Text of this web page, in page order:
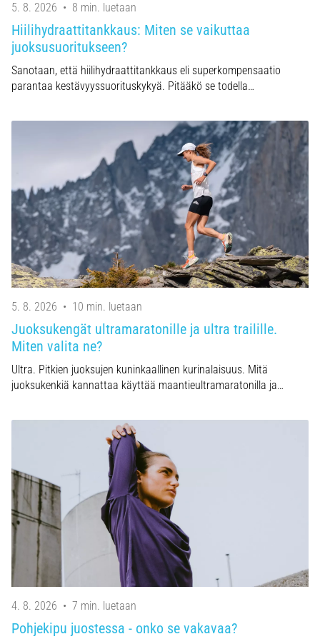
5. 8. 2026 • 8 min. luetaan
Hiilihydraattitankkaus: Miten se vaikuttaa
juoksusuoritukseen?
Sanotaan, että hiilihydraattitankkaus eli superkompensaatio
parantaa kestävyyssuorituskykyä. Pitääkö se todella…
5. 8. 2026 • 10 min. luetaan
Juoksukengät ultramaratonille ja ultra trailille.
Miten valita ne?
Ultra. Pitkien juoksujen kuninkaallinen kurinalaisuus. Mitä
juoksukenkiä kannattaa käyttää maantieultramaratonilla ja…
4. 8. 2026 • 7 min. luetaan
Pohjekipu juostessa - onko se vakavaa?